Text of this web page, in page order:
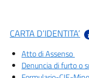
CARTA D’IDENTITA’
Atto di Assenso
Denuncia di furto o